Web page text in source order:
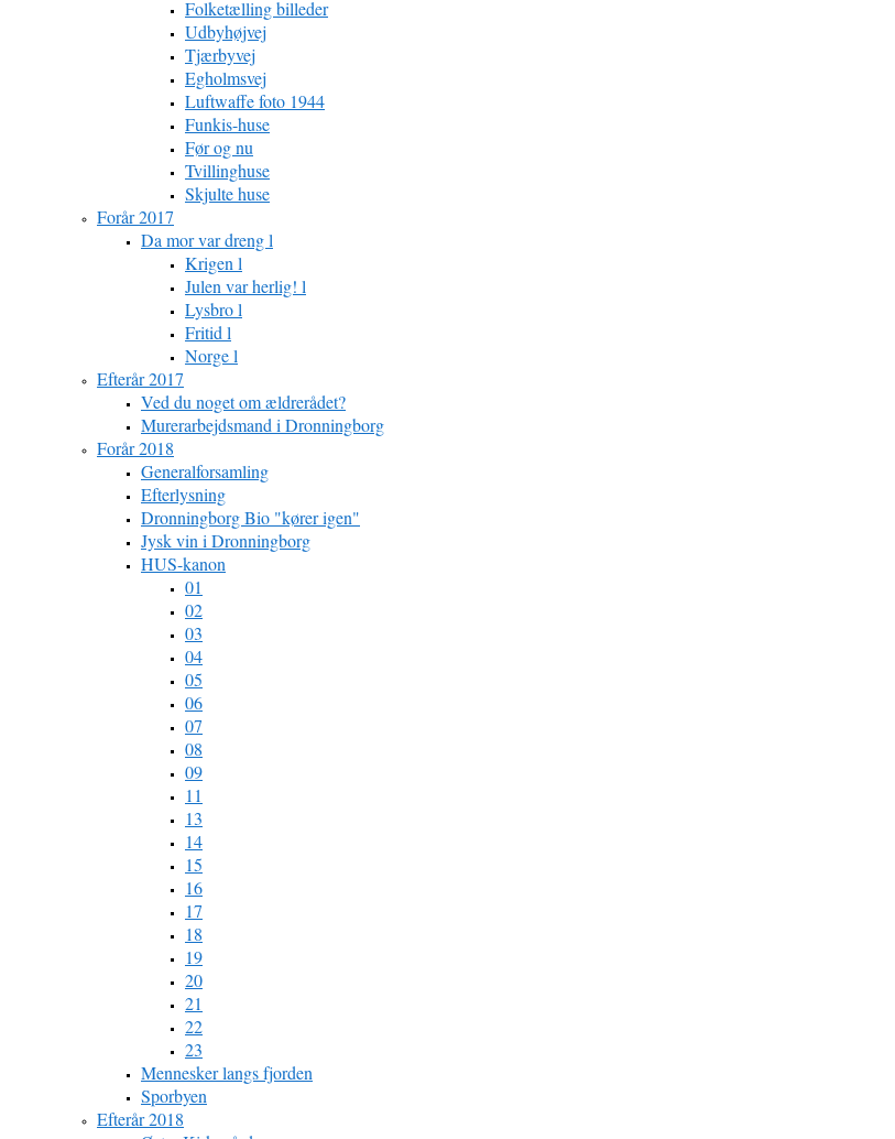
Folketælling billeder
Udbyhøjvej
Tjærbyvej
Egholmsvej
Luftwaffe foto 1944
Funkis-huse
Før og nu
Tvillinghuse
Skjulte huse
Forår 2017
Da mor var dreng l
Krigen l
Julen var herlig! l
Lysbro l
Fritid l
Norge l
Efterår 2017
Ved du noget om ældrerådet?
Murerarbejdsmand i Dronningborg
Forår 2018
Generalforsamling
Efterlysning
Dronningborg Bio "kører igen"
Jysk vin i Dronningborg
HUS-kanon
01
02
03
04
05
06
07
08
09
11
13
14
15
16
17
18
19
20
21
22
23
Mennesker langs fjorden
Sporbyen
Efterår 2018